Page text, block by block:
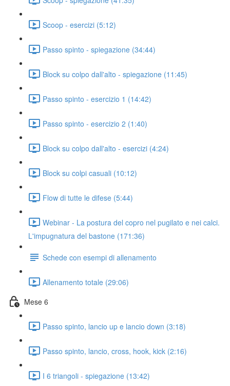
Scoop - esercizi (5:12)
Passo spinto - spiegazione (34:44)
Block su colpo dall'alto - spiegazione (11:45)
Passo spinto - esercizio 1 (14:42)
Passo spinto - esercizio 2 (1:40)
Block su colpo dall'alto - esercizi (4:24)
Block su colpi casuali (10:12)
Flow di tutte le difese (5:44)
Webinar - La postura del copro nel pugilato e nei calci.
L'impugnatura del bastone (171:36)
Schede con esempi di allenamento
Allenamento totale (29:06)
Mese 6
Passo spinto, lancio up e lancio down (3:18)
Passo spinto, lancio, cross, hook, kick (2:16)
I 6 triangoli - spiegazione (13:42)